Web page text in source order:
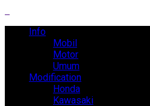
Info
Mobil
Motor
Umum
Modification
Honda
Kawasaki